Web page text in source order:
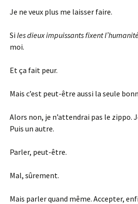
Je ne veux plus me laisser faire.
Si les dieux impuissants fixent
moi.
Et ça fait peur.
Mais c’est peut-être aussi la seule
Alors non, je n’attendrai pas le zippo.
Puis un autre.
Parler, peut-être.
Mal, sûrement.
Mais parler quand même. Accepter,